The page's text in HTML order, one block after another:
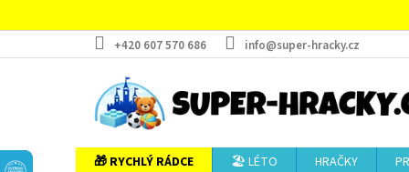
+420 607 570 686 info@super-hracky.cz
🎁 RYCHLÝ RÁDCE 🏖️ LÉTO HRAČKY